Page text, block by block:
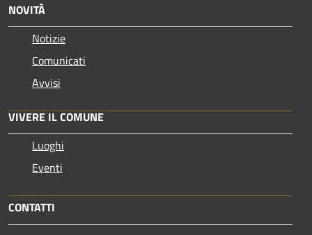
NOVITÀ
Notizie
Comunicati
Avvisi
VIVERE IL COMUNE
Luoghi
Eventi
CONTATTI